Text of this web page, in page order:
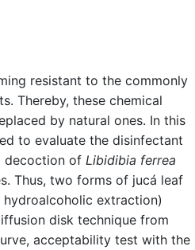
resistant to the commonly
Thereby, these chemical
by natural ones. In this
to evaluate the disinfectant
decoction of Libidibia ferrea
Thus, two forms of jucá leaf
extraction)
disk technique from
acceptability test with the